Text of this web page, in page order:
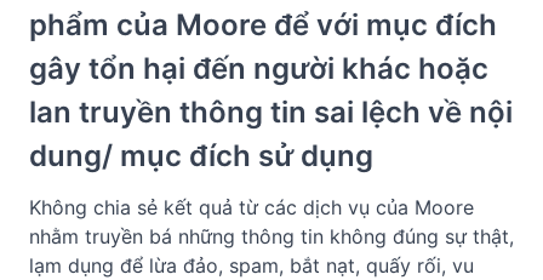
phẩm của Moore để với mục đích
gây tổn hại đến người khác hoặc
lan truyền thông tin sai lệch về nội
dung/ mục đích sử dụng
Không chia sẻ kết quả từ các dịch vụ của Moore
nhằm truyền bá những thông tin không đúng sự thật,
lạm dụng để lừa đảo, spam, bắt nạt, quấy rối, vu